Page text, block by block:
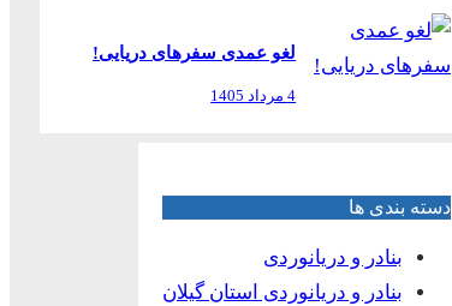
لغو عمدی سفرهای دریایی!
4 مرداد 1405
دسته بندی ها
بنادر و دریانوردی
بنادر و دریانوردی استان گیلان